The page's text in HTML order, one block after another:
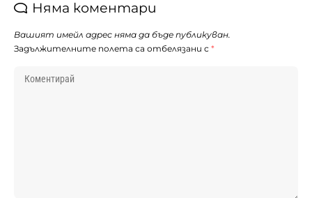
Няма коментари
Вашият имейл адрес няма да бъде публикуван.
Задължителните полета са отбелязани с *